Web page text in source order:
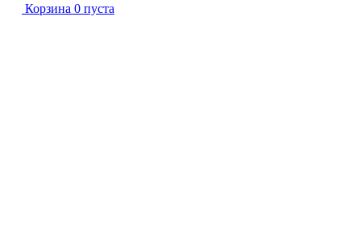
Корзина 0 пуста